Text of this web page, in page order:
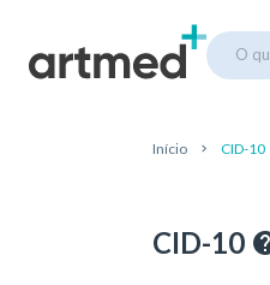
O
Início CID-10
CID-10